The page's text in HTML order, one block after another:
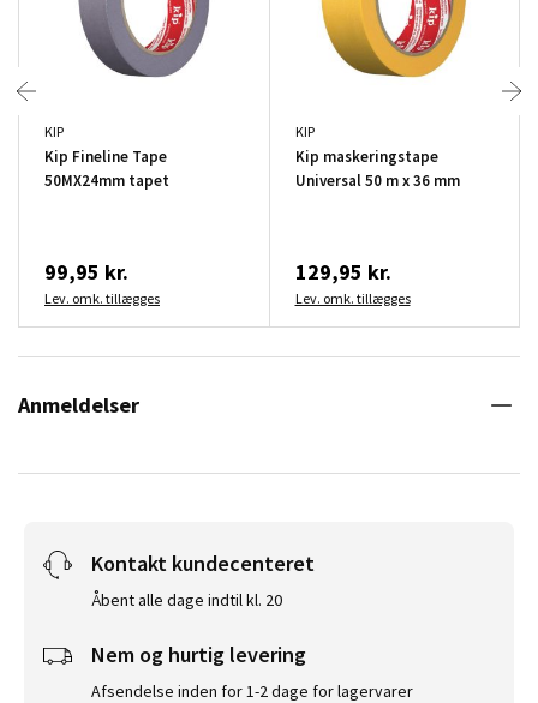
KIP
Kip Fineline Tape
50MX24mm tapet
99,95 kr.
Lev. omk. tillægges
KIP
Kip maskeringstape
Universal 50 m x 36 mm
129,95 kr.
Lev. omk. tillægges
Anmeldelser
Kontakt kundecenteret
Åbent alle dage indtil kl. 20
Nem og hurtig levering
Afsendelse inden for 1-2 dage for lagervarer